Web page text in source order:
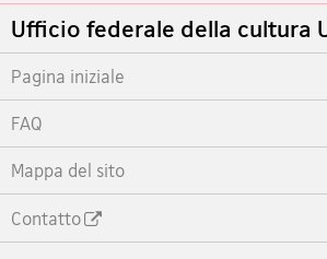
Footer
Ufficio federale della cultura
Pagina iniziale
FAQ
Mappa del sito
Contatto